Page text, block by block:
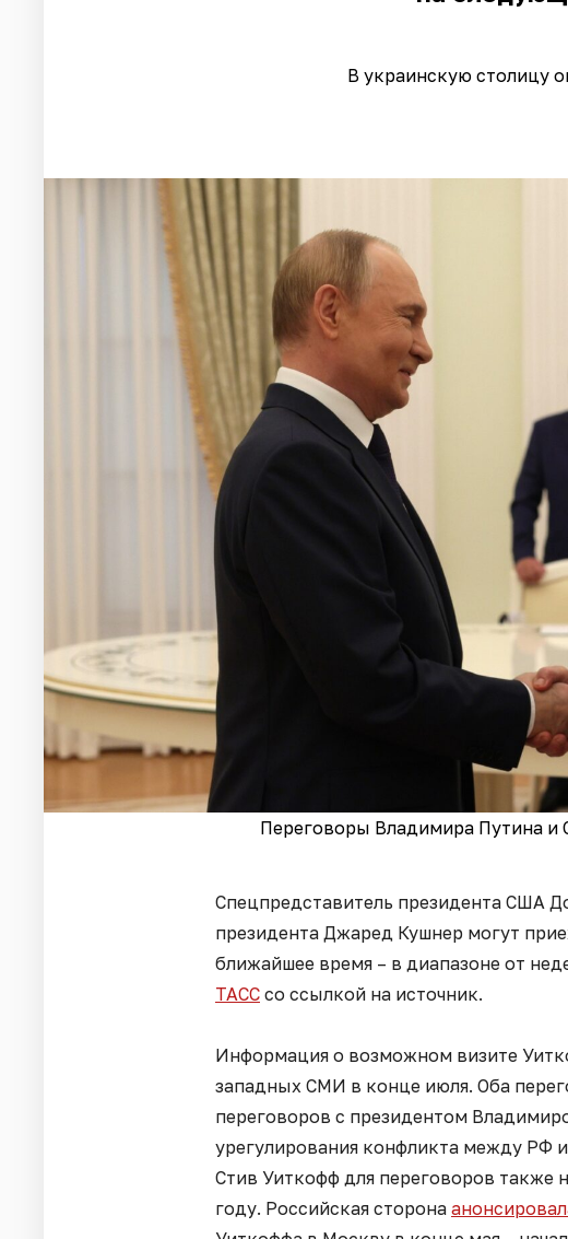
В украинскую столицу
Переговоры Владимира Путина и
Спецпредставитель президента США
президента Джаред Кушнер могут
ближайшее время – в диапазоне от
ТАСС со ссылкой на источник.
Информация о возможном визите
западных СМИ в конце июля. Оба
переговоров с президентом
урегулирования конфликта между РФ
Стив Уиткофф для переговоров также
году. Российская сторона